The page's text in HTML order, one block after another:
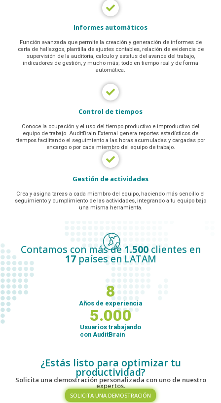
Informes automáticos
Función avanzada que permite la creación y generación de informes de
carta de hallazgos, plantilla de ajustes contables, relación de evidencia de
supervisión de la auditoria, calculo y estatus del avance del trabajo,
indicadores de gestión, y mucho más; todo en tiempo real y de forma
automática.
Control de tiempos
Conoce la ocupación y el uso del tiempo productivo e improductivo del
equipo de trabajo. AuditBrain External genera reportes estadísticos de
tiempos facilitando el seguimiento a las horas acumuladas y cargadas por
encargo o por cada miembro del equipo de trabajo.
Gestión de actividades
Crea y asigna tareas a cada miembro del equipo, haciendo más sencillo el
seguimiento y cumplimiento de las actividades, integrando a tu equipo bajo
una misma herramienta.
Contamos con más de 1.500clientes en
17países en LATAM
Años de experiencia
8
Usuarios trabajando
con AuditBrain
5.000
¿Estás listo para optimizar tu
productividad?
Solicita una demostración personalizada con uno de nuestro
expertos.
SOLICITA UNA DEMOSTRACIÓN